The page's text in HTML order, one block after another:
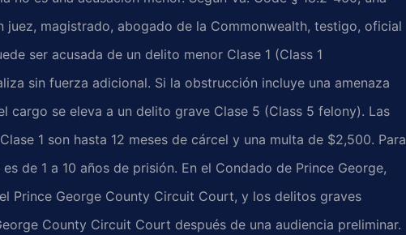
juez, magistrado, abogado de la Commonwealth, testigo, oficial
ser acusada de un delito menor Clase 1 (Class 1
sin fuerza adicional. Si la obstrucción incluye una amenaza
cargo se eleva a un delito grave Clase 5 (Class 5 felony). Las
1 son hasta 12 meses de cárcel y una multa de $2,500. Para
de 1 a 10 años de prisión. En el Condado de Prince George,
Prince George County Circuit Court, y los delitos graves
County Circuit Court después de una audiencia preliminar.